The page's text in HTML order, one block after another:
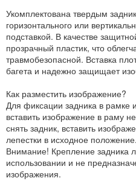
Укомплектована твердым
горизонтального или
подставкой. В качестве
прозрачный пластик, что
травмобезопасной. Вставка
багета и надежно защищает
Как разместить изображение?
Для фиксации задника в рамке
вставить изображение в раму
снять задник, вставить
лепестки в исходное положение.
Внимание! Крепление задника
использовании и не
изображения.